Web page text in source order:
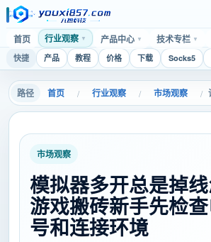
首页 行业观察 ▼ 产品中心 ▼ 技术专栏 ▼
快捷 产品 教程 价格 下载 Socks5
首页 / 行业观察 / 市场观察 /
市场观察
模拟器多开总是掉线
游戏搬砖新手先检
号和连接环境